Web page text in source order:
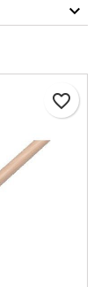
favorite_border